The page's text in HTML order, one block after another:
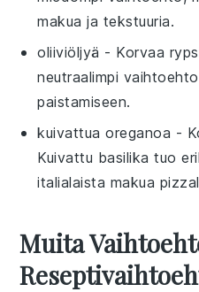
makua ja tekstuuria.
oliiviöljyä - Korvaa
neutraalimpi
paistamiseen.
kuivattua oreganoa -
Kuivattu basilika tuo
italialaista makua
Muita